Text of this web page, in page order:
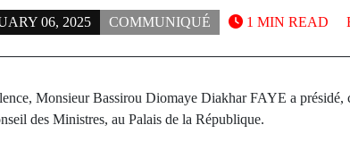
06, 2025 COMMUNIQUÉ 1 MIN READ
Monsieur Bassirou Diomaye Diakhar FAYE a présidé,
des Ministres, au Palais de la République.